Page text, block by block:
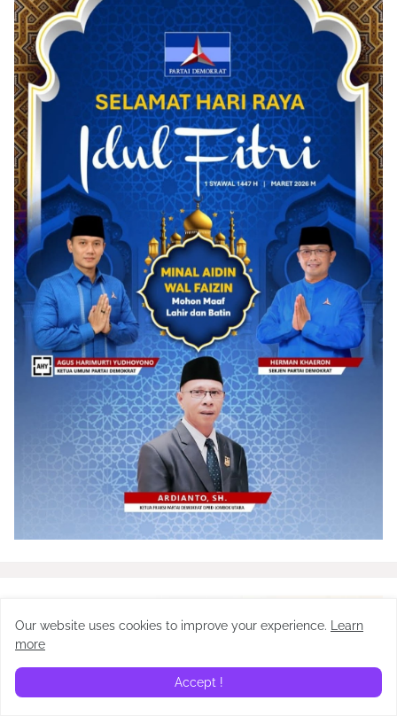
Our website uses cookies to improve your experience.
Learn
more
Accept !